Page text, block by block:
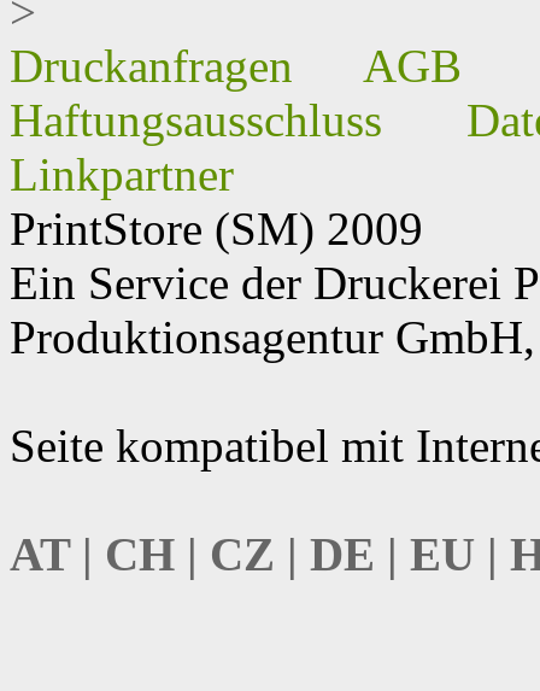
>
Druckanfragen
AGB
Haftungsausschluss
Linkpartner
PrintStore (SM) 2009
Ein Service der Druckerei
Produktionsagentur
Seite kompatibel mit
AT | CH | CZ | DE | EU |